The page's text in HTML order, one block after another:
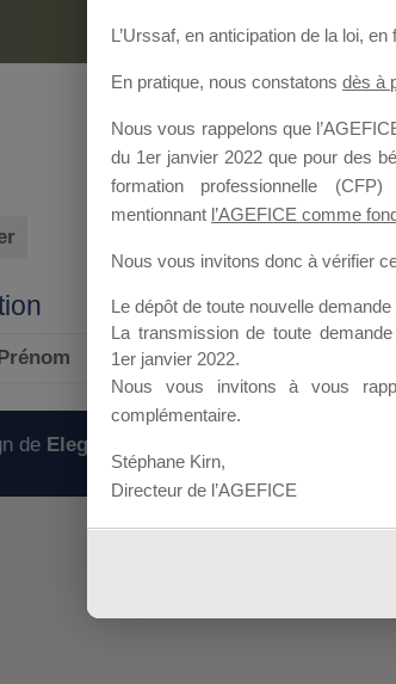
de Elegant Themes
L’Urssaf, en anticipation de la loi, en
En pratique, nous constatons dès à
Nous vous rappelons que
du 1er janvier 2022 que pour des
formation professionnelle
mentionnant l’AGEFICE comme
Nous vous invitons donc à vérifier
Le dépôt de toute nouvelle
La transmission de toute
1er janvier 2022.
Nous vous invitons à vous
complémentaire.
Stéphane Kirn,
Directeur de l’AGEFICE